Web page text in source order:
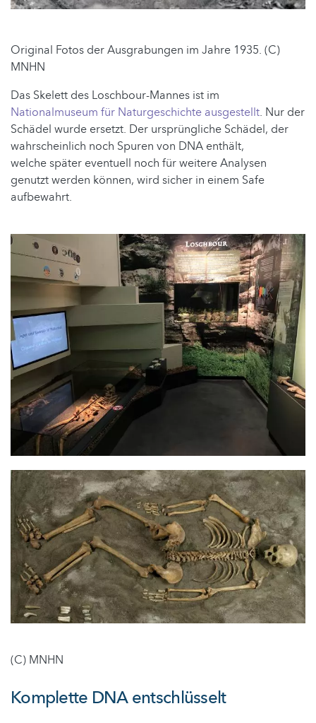
Original Fotos der Ausgrabungen im Jahre 1935. (C)
MNHN
Das Skelett des Loschbour-Mannes ist im
Nationalmuseum für Naturgeschichte ausgestellt. Nur der
Schädel wurde ersetzt. Der ursprüngliche Schädel, der
wahrscheinlich noch Spuren von DNA enthält,
welche später eventuell noch für weitere Analysen
genutzt werden können, wird sicher in einem Safe
aufbewahrt.
(C) MNHN
Komplette DNA entschlüsselt